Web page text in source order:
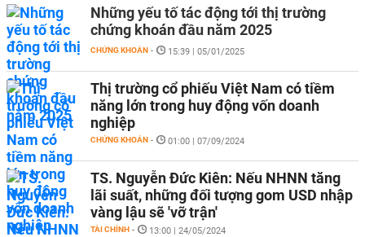
Những yếu tố tác động tới thị trường
chứng khoán đầu năm 2025
CHỨNG KHOÁN - 15:39 | 05/01/2025
Thị trường cổ phiếu Việt Nam có tiềm
năng lớn trong huy động vốn doanh
nghiệp
CHỨNG KHOÁN - 01:00 | 07/09/2024
TS. Nguyễn Đức Kiên: Nếu NHNN tăng
lãi suất, những đối tượng gom USD nhập
vàng lậu sẽ 'vỡ trận'
TÀI CHÍNH - 13:00 | 24/05/2024